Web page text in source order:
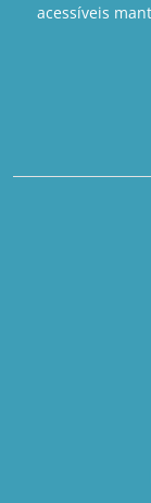
acessíveis